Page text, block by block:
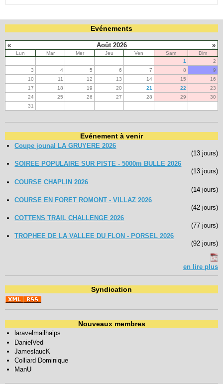
Evénements
« Août 2026 »
Lun Mar Mer Jeu Ven Sam
Dim
1
2
3
4 5 6 7 8
9
10
11 12 13 14 15
16
17
18 19 20 21 22
23
24
25 26 27 28 29
30
31
Evénement à venir
Coupe jounal LA GRUYERE 2026
(13 jours)
SOIREE POPULAIRE SUR PISTE - 5000m BULLE 2026
(13 jours)
COURSE CHAPLIN 2026
(14 jours)
COURSE EN FORET ROMONT - VILLAZ 2026
(42 jours)
COTTENS TRAIL CHALLENGE 2026
(77 jours)
TROPHEE DE LA VALLEE DU FLON - PORSEL 2026
(92 jours)
en lire plus
Syndication
Nouveaux membres
laravelmailhaips
DanielVed
JameslaucK
Colliard Dominique
ManU